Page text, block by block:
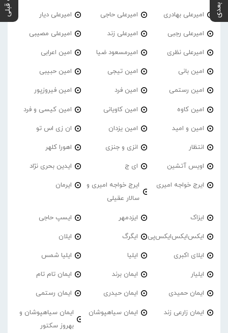
امیرعلی بهادری امیرعلی حاجی امیرعلی دیار
امیرعلی رجبی امیرعلی زند امیرعلی مصیبی
امیرعلی نظری امیرمسعود ضیا امین اعرابی
امین بانی امین تیجی امین حبیبی
امین رستمی امین فرد امین فیروزپور
امین کاوه امین کاویانی امین کیسی و فرد
امین و امید امین یزدان ان زی اس تو
انتظار انزی و جنزی اهورا کلهر
اویس آتشین ای ج ایدین بحری نژاد
ایرج خواجه امیری
ایرج خواجه امیری و
سالار عقیلی
ایرمان
ایزاک ایزدمهر ایسپ حاجی
ایکس‌ایکس‌ایکس‌پی ایگرگ ایلان
ایلای اکبری ایلیا ایلیا شمس
ایلیار ایمان برند ایمان تام تام
ایمان حمیدی ایمان حیدری ایمان رستمی
ایمان زارعی زند ایمان سیاهپوشان
ایمان سیاهپوشان و
بهروز سکتور